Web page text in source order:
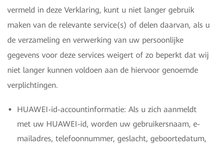
vermeld in deze Verklaring, kunt u niet langer gebruik
maken van de relevante service(s) of delen daarvan, als u
de verzameling en verwerking van uw persoonlijke
gegevens voor deze services weigert of zo beperkt dat wij
niet langer kunnen voldoen aan de hiervoor genoemde
verplichtingen.
HUAWEI-id-accountinformatie: Als u zich aanmeldt
met uw HUAWEI-id, worden uw gebruikersnaam, e-
mailadres, telefoonnummer, geslacht, geboortedatum,